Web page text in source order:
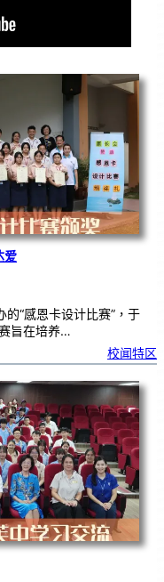
爱
“感恩卡设计比赛”，于
旨在培养…
校闻特区